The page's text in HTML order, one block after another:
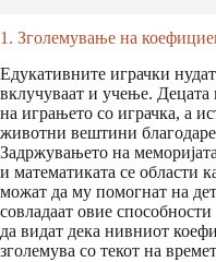
1. Зголемување на
Едукативните играчки
вклучуваат и учење. Децата
на играњето со играчка, а
животни вештини
Задржувањето на
и математиката се области
можат да му помогнат на
совладаат овие
да видат дека нивниот
зголемува со текот на